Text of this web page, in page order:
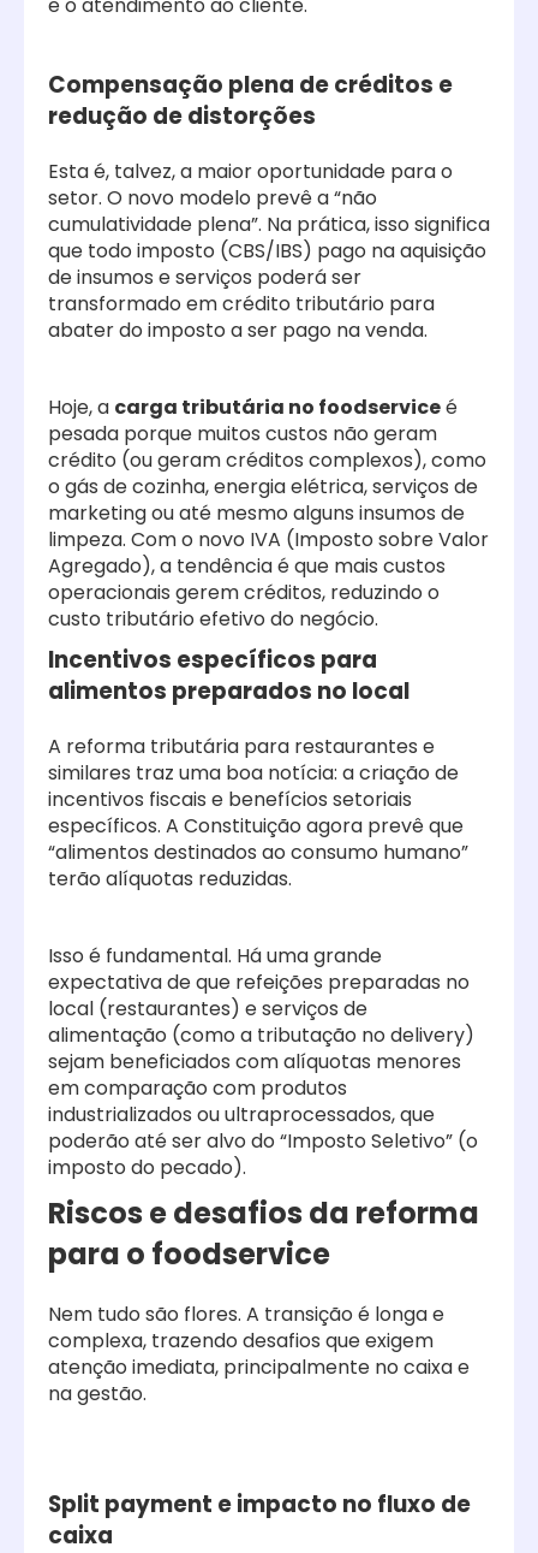
Compensação plena de créditos e
redução de distorções
Esta é, talvez, a maior oportunidade para o
setor. O novo modelo prevê a “não
cumulatividade plena”. Na prática, isso significa
que todo imposto (CBS/IBS) pago na aquisição
de insumos e serviços poderá ser
transformado em crédito tributário para
abater do imposto a ser pago na venda.
Hoje, a carga tributária no foodserviceé
pesada porque muitos custos não geram
crédito (ou geram créditos complexos), como
o gás de cozinha, energia elétrica, serviços de
marketing ou até mesmo alguns insumos de
limpeza. Com o novo IVA (Imposto sobre Valor
Agregado), a tendência é que mais custos
operacionais gerem créditos, reduzindo o
custo tributário efetivo do negócio.
Incentivos específicos para
alimentos preparados no local
A reforma tributária para restaurantes e
similares traz uma boa notícia: a criação de
incentivos fiscais e benefícios setoriais
específicos. A Constituição agora prevê que
“alimentos destinados ao consumo humano”
terão alíquotas reduzidas.
Isso é fundamental. Há uma grande
expectativa de que refeições preparadas no
local (restaurantes) e serviços de
alimentação (como a tributação no delivery)
sejam beneficiados com alíquotas menores
em comparação com produtos
industrializados ou ultraprocessados, que
poderão até ser alvo do “Imposto Seletivo” (o
imposto do pecado).
Riscos e desafios da reforma
para o foodservice
Nem tudo são flores. A transição é longa e
complexa, trazendo desafios que exigem
atenção imediata, principalmente no caixa e
na gestão.
Split payment e impacto no fluxo de
caixa